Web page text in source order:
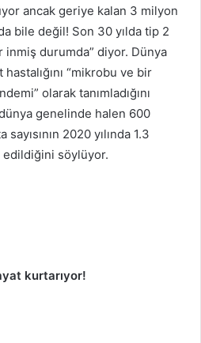
ancak geriye kalan 3 milyon
bile değil! Son 30 yılda tip 2
inmiş durumda” diyor. Dünya
“mikrobu ve bir
olarak tanımladığını
genelinde halen 600
2020 yılında 1.3
edildiğini söylüyor.
kurtarıyor!